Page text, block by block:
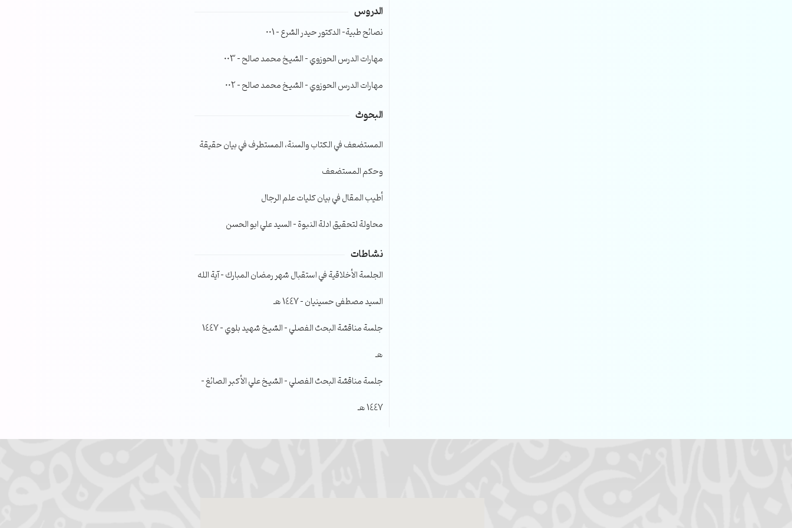
الصوت.الدروس
نصائح طبية- الدكتور حيدر الشرع – 001
مهارات الدرس الحوزوي – الشيخ محمد صالح – 003
مهارات الدرس الحوزوي – الشيخ محمد صالح – 002
البحوث
المستضعف في الكتاب والسنة، المستطرف في بيان حقيقة
وحكم المستضعف
أطيب المقال في بيان كليات علم الرجال
محاولة لتحقيق ادلة النبوة – السيد علي ابو الحسن
نشاطات
الجلسة الأخلاقية في استقبال شهر رمضان المبارك – آية الله
السيد مصطفى حسينيان – 1447 هـ
جلسة مناقشة البحث الفصلي – الشيخ شهيد بلوي – 1447
هـ
جلسة مناقشة البحث الفصلي – الشيخ علي الأكبر الصائغ –
1447 هـ